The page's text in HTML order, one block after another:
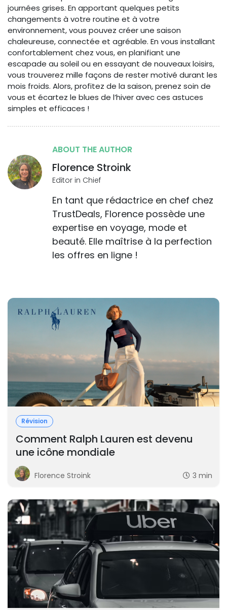
journées grises. En apportant quelques petits
changements à votre routine et à votre
environnement, vous pouvez créer une saison
chaleureuse, connectée et agréable. En vous installant
confortablement chez vous, en planifiant une
escapade au soleil ou en essayant de nouveaux loisirs,
vous trouverez mille façons de rester motivé durant les
mois froids. Alors, profitez de la saison, prenez soin de
vous et écartez le blues de l’hiver avec ces astuces
simples et efficaces !
ABOUT THE AUTHOR
Florence Stroink
Editor in Chief
En tant que rédactrice en chef chez
TrustDeals, Florence possède une
expertise en voyage, mode et
beauté. Elle maîtrise à la perfection
les offres en ligne !
Révision
Comment Ralph Lauren est devenu
une icône mondiale
Florence Stroink 3 min